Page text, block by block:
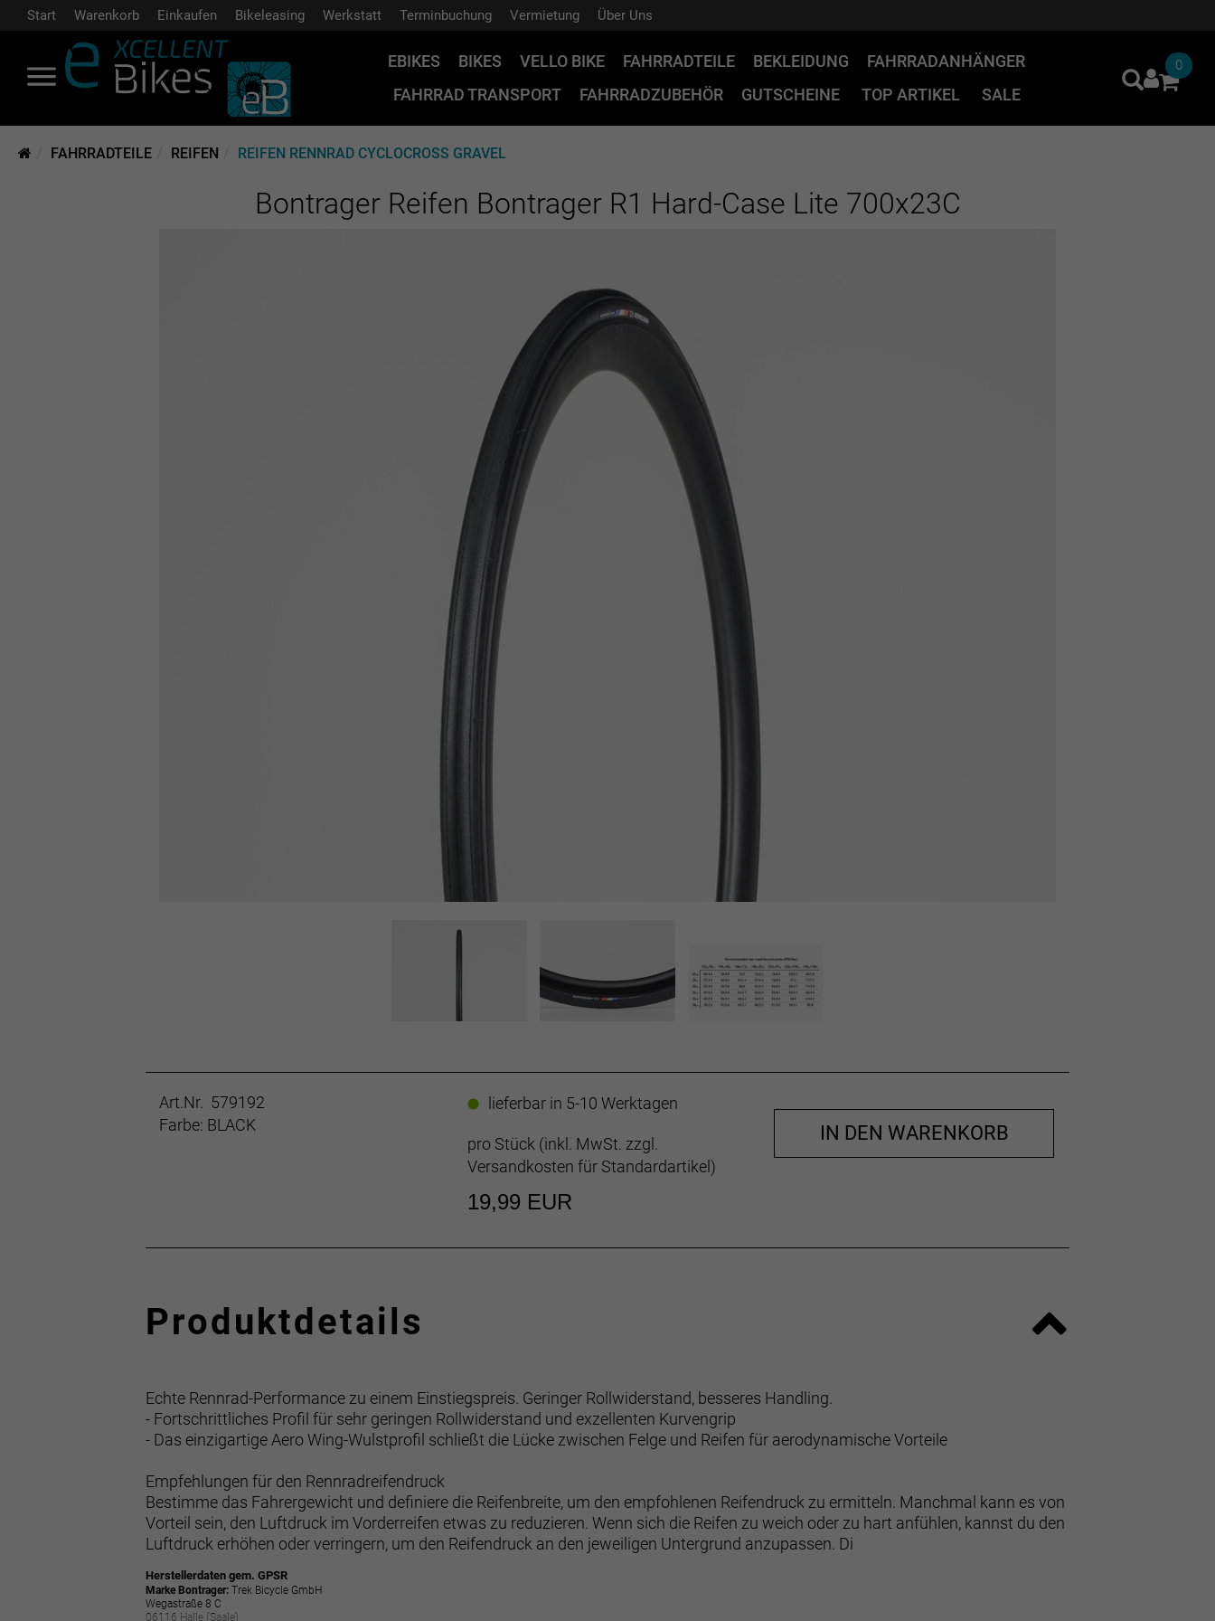
Start Warenkorb Einkaufen Bikeleasing Werkstatt Terminbuchung Vermietung Über Uns
EBIKES BIKES VELLO BIKE FAHRRADTEILE BEKLEIDUNG
FAHRRADANHÄNGER
FAHRRAD TRANSPORT
FAHRRADZUBEHÖR GUTSCHEINE TOP ARTIKEL SALE
0
FAHRRADTEILE REIFEN REIFEN RENNRAD CYCLOCROSS GRAVEL
Bontrager Reifen Bontrager R1 Hard-Case Lite 700x23C
Art.Nr. 579192
Farbe: BLACK
lieferbar in 5-10 Werktagen
pro Stück (inkl. MwSt. zzgl.
Versandkosten für Standardartikel)
19,99 EUR
IN DEN WARENKORB
Produktdetails
Echte Rennrad-Performance zu einem Einstiegspreis. Geringer Rollwiderstand, besseres Handling.
- Fortschrittliches Profil für sehr geringen Rollwiderstand und exzellenten Kurvengrip
- Das einzigartige Aero Wing-Wulstprofil schließt die Lücke zwischen Felge und Reifen für aerodynamische Vorteile
Empfehlungen für den Rennradreifendruck
Bestimme das Fahrergewicht und definiere die Reifenbreite, um den empfohlenen Reifendruck zu ermitteln. Manchmal kann es von
Vorteil sein, den Luftdruck im Vorderreifen etwas zu reduzieren. Wenn sich die Reifen zu weich oder zu hart anfühlen, kannst du den
Luftdruck erhöhen oder verringern, um den Reifendruck an den jeweiligen Untergrund anzupassen. Di
Herstellerdaten gem. GPSR
Marke Bontrager: Trek Bicycle GmbH
Wegastraße 8 C
06116 Halle (Saale)